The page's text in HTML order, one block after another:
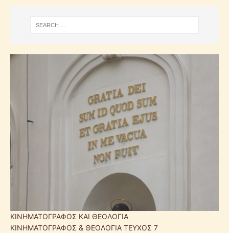
ΚΙΝΗΜΑΤΟΓΡΑΦΟΣ ΚΑΙ ΘΕΟΛΟΓΙΑ
ΚΙΝΗΜΑΤΟΓΡΑΦΟΣ & ΘΕΟΛΟΓΙΑ ΤΕΥΧΟΣ 7